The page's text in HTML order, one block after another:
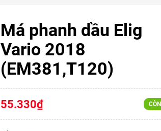
Má phanh dầu Elig
Vario 2018
(EM381,T120)
55.330₫